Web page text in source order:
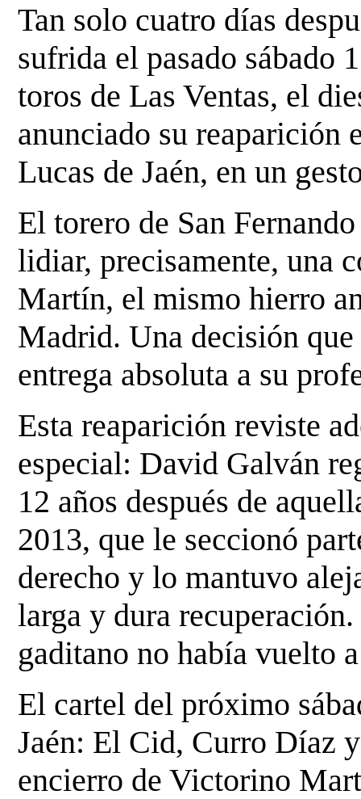
Tan solo cuatro días
sufrida el pasado sábado
toros de Las Ventas, el
anunciado su reaparición
Lucas de Jaén, en un
El torero de San
lidiar, precisamente, una
Martín, el mismo hierro
Madrid. Una decisión
entrega absoluta a su
Esta reaparición reviste
especial: David Galván
12 años después de
2013, que le seccionó
derecho y lo mantuvo
larga y dura
gaditano no había vuelto
El cartel del próximo
Jaén: El Cid, Curro Díaz
encierro de Victorino